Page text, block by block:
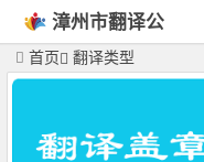
漳州市翻译公
司
首页 翻译类型